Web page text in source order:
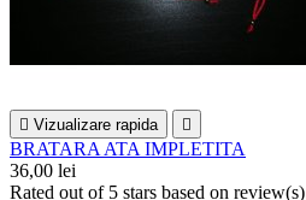
 Vizualizare rapida 
BRATARA ATA IMPLETITA
36,00 lei
Rated out of 5 stars based on review(s)